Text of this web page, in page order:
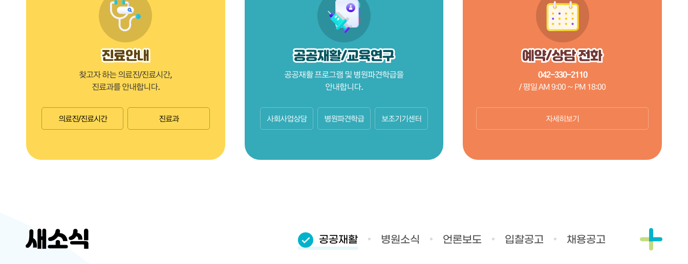
찾고자 하는 의료진/진료시간,
진료과를 안내합니다.
의료진/진료시간 진료과
공공재활 프로그램 및 병원파견학급을
안내합니다.
사회사업상담 병원파견학급 보조기기센터
042-330-2110
/ 평일 AM 9:00 ~ PM 18:00
자세히보기
새소식 공공재활
병원소식
더보기
병원소식 언론보도 입찰공고 채용공고